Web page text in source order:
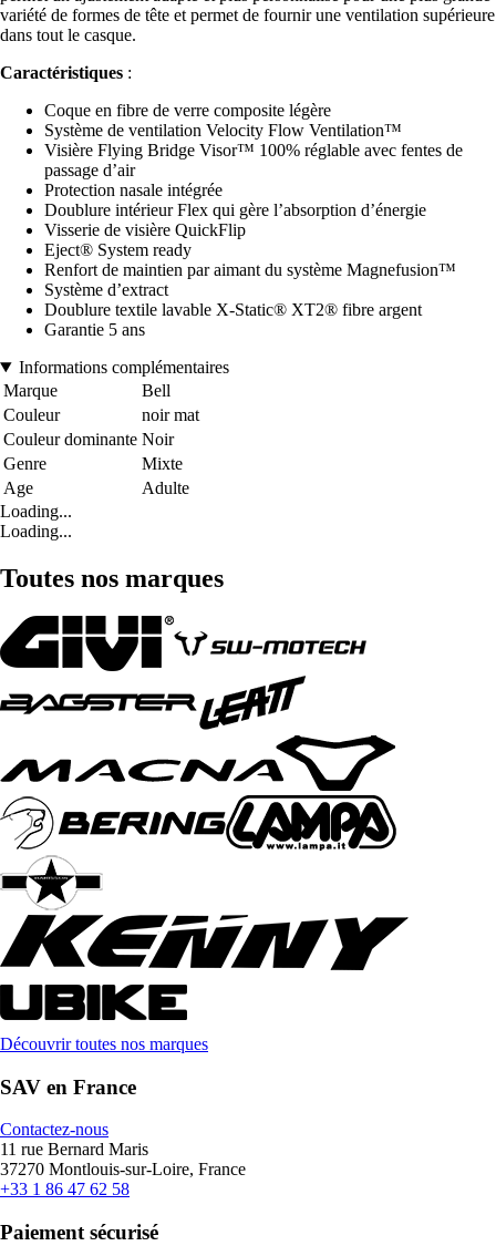
variété de formes de tête et permet de fournir une ventilation supérieure
dans tout le casque.
Caractéristiques :
Coque en fibre de verre composite légère
Système de ventilation Velocity Flow Ventilation™
Visière Flying Bridge Visor™ 100% réglable avec fentes de
passage d’air
Protection nasale intégrée
Doublure intérieur Flex qui gère l’absorption d’énergie
Visserie de visière QuickFlip
Eject® System ready
Renfort de maintien par aimant du système Magnefusion™
Système d’extract
Doublure textile lavable X-Static® XT2® fibre argent
Garantie 5 ans
Informations complémentaires
Marque
Bell
Couleur
noir mat
Couleur dominante Noir
Genre
Mixte
Age
Adulte
Loading...
Loading...
Toutes nos marques
Découvrir toutes nos marques
SAV en France
Contactez-nous
11 rue Bernard Maris
37270 Montlouis-sur-Loire, France
+33 1 86 47 62 58
Paiement sécurisé